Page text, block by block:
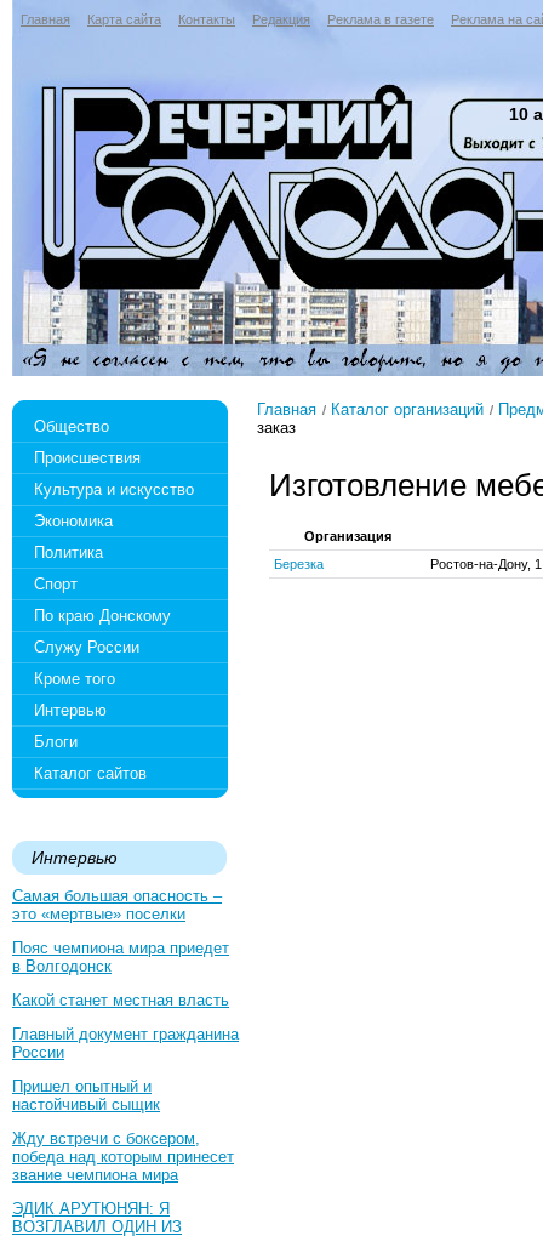
Главная Карта сайта Контакты Редакция Реклама в газете Реклама на
10
Общество
Происшествия
Культура и искусство
Экономика
Политика
Спорт
По краю Донскому
Служу России
Кроме того
Интервью
Блоги
Каталог сайтов
Интервью
Самая большая опасность –
это «мертвые» поселки
Пояс чемпиона мира приедет
в Волгодонск
Какой станет местная власть
Главный документ гражданина
России
Пришел опытный и
настойчивый сыщик
Жду встречи с боксером,
победа над которым принесет
звание чемпиона мира
ЭДИК АРУТЮНЯН: Я
ВОЗГЛАВИЛ ОДИН ИЗ
Главная Каталог организаций
заказ
Изготовление
Организация
Березка
Ростов-на-Дону,